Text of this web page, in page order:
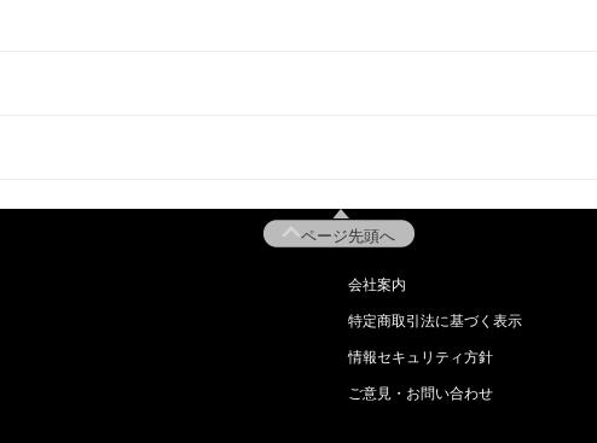
ページ先頭へ
会社案内
特定商取引法に基づく表示
情報セキュリティ方針
ご意見・お問い合わせ